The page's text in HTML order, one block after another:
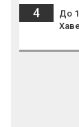
4
До